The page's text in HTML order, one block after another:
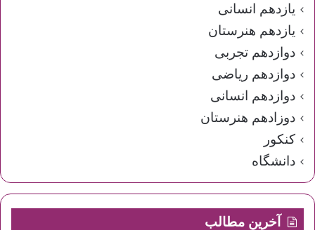
یازدهم انسانی
یازدهم هنرستان
دوازدهم تجربی
دوازدهم ریاضی
دوازدهم انسانی
دوزادهم هنرستان
کنکور
دانشگاه
آخرین مطالب